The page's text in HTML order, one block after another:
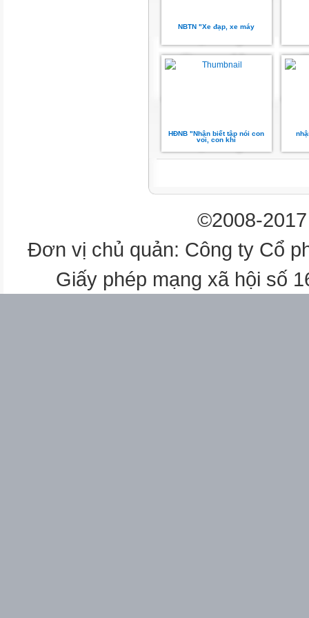
NBTN "Xe đạp, xe máy
HĐNB "Nhận biết tập nói con
voi, con khỉ
©2008-
Đơn vị chủ quản: Công ty Cổ
Giấy phép mạng xã hội số